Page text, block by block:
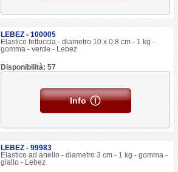
LEBEZ - 100005
Elastico fettuccia - diametro 10 x 0,8 cm - 1 kg -
gomma - verde - Lebez
Disponibilità: 57
Info
LEBEZ - 99983
Elastico ad anello - diametro 3 cm - 1 kg - gomma -
giallo - Lebez